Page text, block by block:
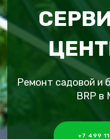
Ремонт садовой и
BRP в
+7 499